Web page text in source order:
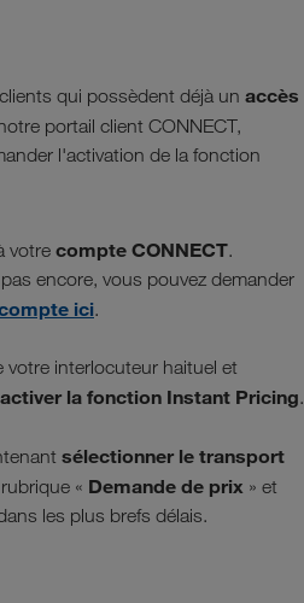
qui possèdent déjà un accès
portail client CONNECT,
l'activation de la fonction
votre compte CONNECT.
encore, vous pouvez demander
ici.
votre interlocuteur haituel et
la fonction Instant Pricing.
sélectionner le transport
« Demande de prix » et
les plus brefs délais.